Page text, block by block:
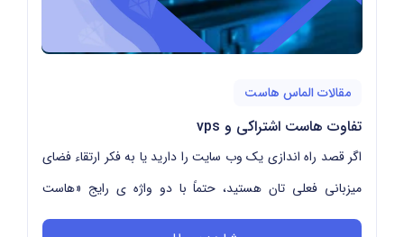
مقالات الماس هاست
تفاوت هاست اشتراکی و vps
اگر قصد راه اندازی یک وب سایت را دارید یا به فکر ارتقاء فضای
میزبانی فعلی تان هستید، حتماً با دو واژه ی رایج «هاست
اشتراکی» و «VPS» مواجه شده اید. اما...